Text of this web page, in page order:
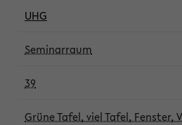
UHG
Seminarraum
39
Grüne Tafel, viel Tafel, Fenster,